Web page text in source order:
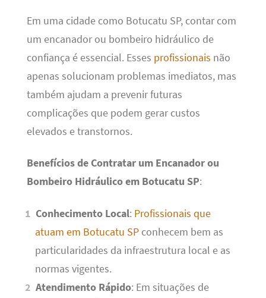
Em uma cidade como Botucatu SP, contar com
um encanador ou bombeiro hidráulico de
confiança é essencial. Esses profissionais não
apenas solucionam problemas imediatos, mas
também ajudam a prevenir futuras
complicações que podem gerar custos
elevados e transtornos.
Benefícios de Contratar um Encanador ou
Bombeiro Hidráulico em Botucatu SP:
Conhecimento Local: Profissionais que
atuam em Botucatu SPconhecem bem as
particularidades da infraestrutura local e as
normas vigentes.
Atendimento Rápido: Em situações de